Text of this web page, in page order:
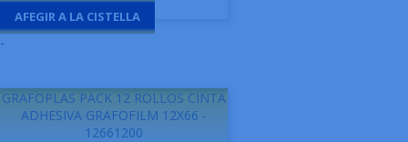
AFEGIR A LA CISTELLA
-
GRAFOPLAS PACK 12 ROLLOS CINTA
ADHESIVA GRAFOFILM 12X66 -
12661200